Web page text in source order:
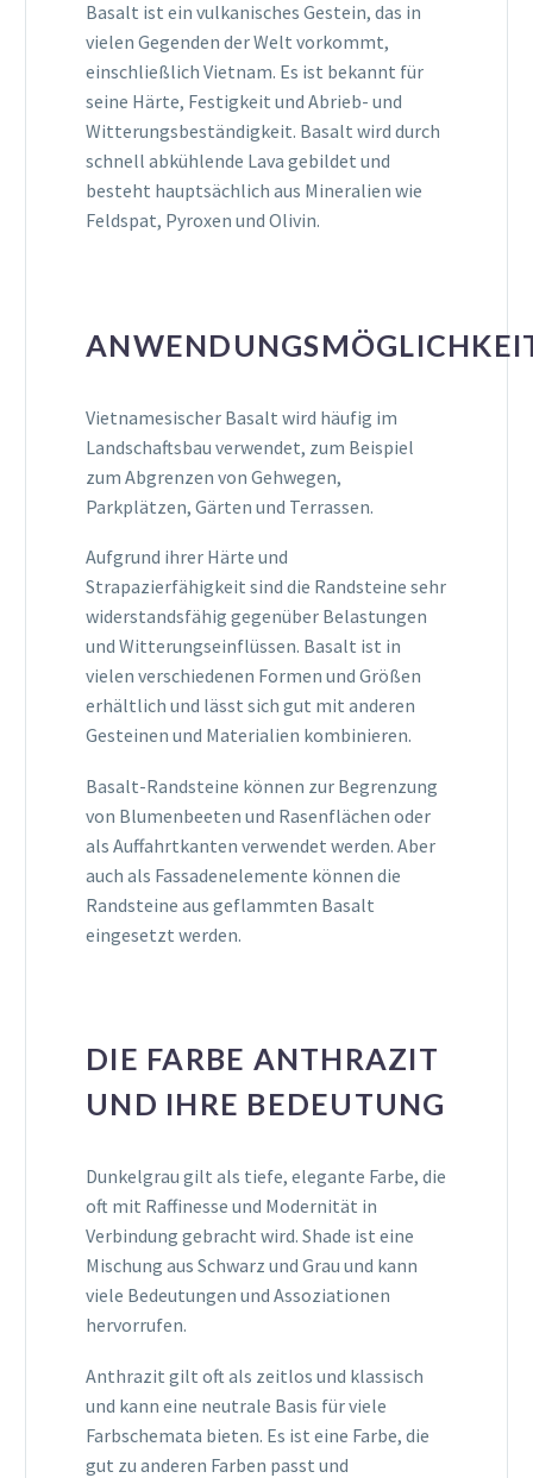
Basalt ist ein vulkanisches Gestein, das in
vielen Gegenden der Welt vorkommt,
einschließlich Vietnam. Es ist bekannt für
seine Härte, Festigkeit und Abrieb- und
Witterungsbeständigkeit. Basalt wird durch
schnell abkühlende Lava gebildet und
besteht hauptsächlich aus Mineralien wie
Feldspat, Pyroxen und Olivin.
Vietnamesischer Basalt wird häufig im
Landschaftsbau verwendet, zum Beispiel
zum Abgrenzen von Gehwegen,
Parkplätzen, Gärten und Terrassen.
Aufgrund ihrer Härte und
Strapazierfähigkeit sind die Randsteine sehr
widerstandsfähig gegenüber Belastungen
und Witterungseinflüssen. Basalt ist in
vielen verschiedenen Formen und Größen
erhältlich und lässt sich gut mit anderen
Gesteinen und Materialien kombinieren.
Basalt-Randsteine können zur Begrenzung
von Blumenbeeten und Rasenflächen oder
als Auffahrtkanten verwendet werden. Aber
auch als Fassadenelemente können die
Randsteine aus geflammten Basalt
eingesetzt werden.
DIE FARBE ANTHRAZIT
UND IHRE BEDEUTUNG
Dunkelgrau gilt als tiefe, elegante Farbe, die
oft mit Raffinesse und Modernität in
Verbindung gebracht wird. Shade ist eine
Mischung aus Schwarz und Grau und kann
viele Bedeutungen und Assoziationen
hervorrufen.
Anthrazit gilt oft als zeitlos und klassisch
und kann eine neutrale Basis für viele
Farbschemata bieten. Es ist eine Farbe, die
gut zu anderen Farben passt und